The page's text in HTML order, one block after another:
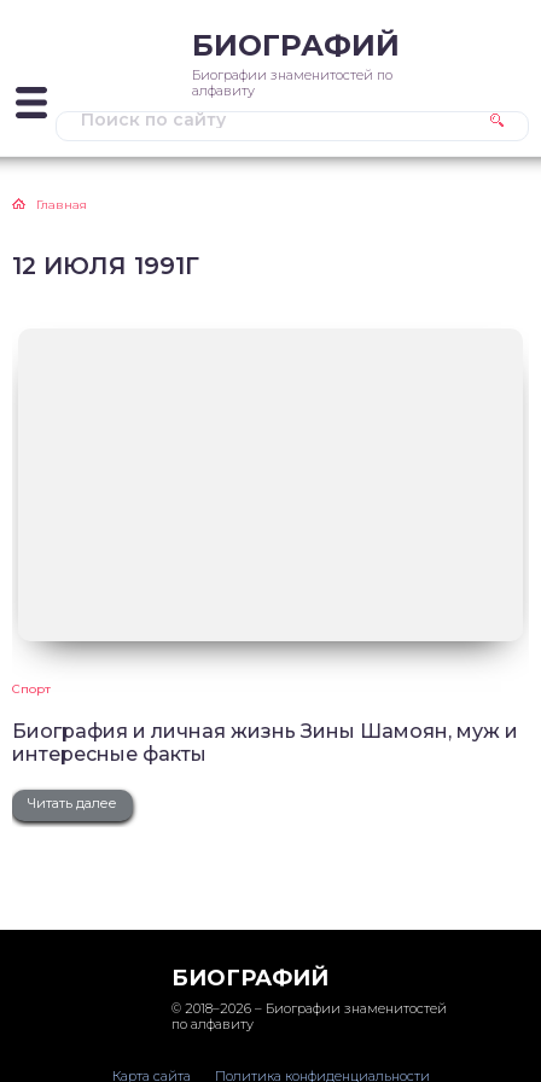
БИОГРАФИЙ
Биографии знаменитостей по
алфавиту
Главная
12 ИЮЛЯ 1991Г
Спорт
Биография и личная жизнь Зины Шамоян, муж и
интересные факты
Читать далее
БИОГРАФИЙ
© 2018–2026 – Биографии знаменитостей
по алфавиту
Карта сайта Политика конфиденциальности